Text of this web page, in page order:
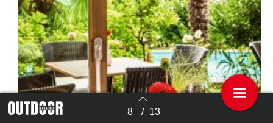
Terug naar overzicht 8 / 13